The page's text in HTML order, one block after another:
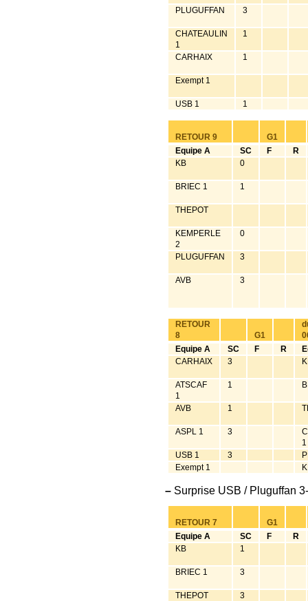
PLUGUFFAN 3
CHATEAULIN
1
1
CARHAIX 1
Exempt 1
USB 1 1
RETOUR 9
G1
Equipe A
SC F
R
KB
0
BRIEC 1 1
THEPOT
KEMPERLE
2
0
PLUGUFFAN 3
AVB 3
RETOUR
8
G1
Equipe A
SC F R
CARHAIX
3
ATSCAF
1
1
AVB 1
ASPL 1 3
1
USB 1
3
Exempt 1
– Surprise USB / Pluguffan
RETOUR 7
G1
Equipe A
SC F
R
KB
1
BRIEC 1 3
THEPOT 3